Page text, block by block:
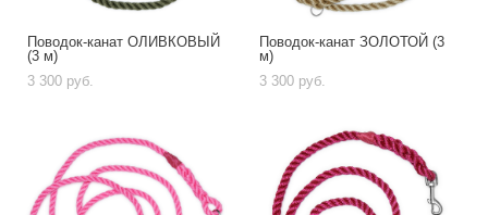
Поводок-канат ОЛИВКОВЫЙ
(3 м)
3 300 pуб.
Поводок-канат ЗОЛОТОЙ (3
м)
3 300 pуб.